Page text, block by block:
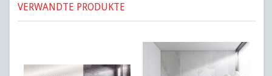
VERWANDTE PRODUKTE